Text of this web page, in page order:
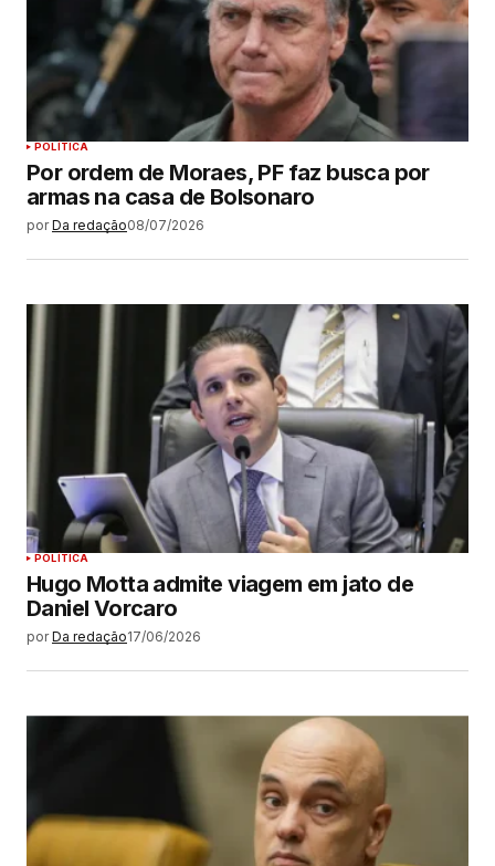
POLÍTICA
Por ordem de Moraes, PF faz busca por
armas na casa de Bolsonaro
por Da redação08/07/2026
POLÍTICA
Hugo Motta admite viagem em jato de
Daniel Vorcaro
por Da redação17/06/2026